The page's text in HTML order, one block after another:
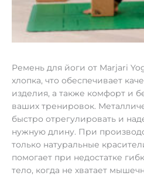
Ремень для йоги от Marjari
хлопка, что обеспечивает
изделия, а также комфорт и
ваших тренировок.
быстро отрегулировать и
нужную длину. При
только натуральные
помогает при недостатке
тело, когда не хватает